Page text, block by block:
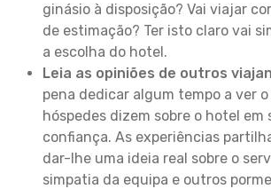
ginásio à disposição? Vai viajar
de estimação? Ter isto claro vai
a escolha do hotel.
Leia as opiniões de outros
pena dedicar algum tempo a ver
hóspedes dizem sobre o hotel em
confiança. As experiências
dar-lhe uma ideia real sobre o
simpatia da equipa e outros